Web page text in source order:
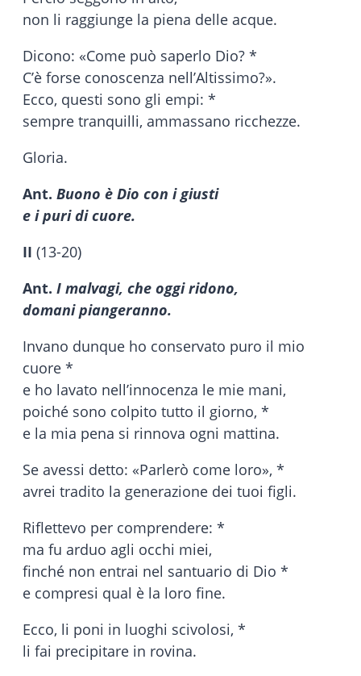
non li raggiunge la piena delle acque.
Dicono: «Come può saperlo Dio? *
C’è forse conoscenza nell’Altissimo?».
Ecco, questi sono gli empi: *
sempre tranquilli, ammassano ricchezze.
Gloria.
Ant. Buono è Dio con i giusti
e i puri di cuore.
II (13-20)
Ant. I malvagi, che oggi ridono,
domani piangeranno.
Invano dunque ho conservato puro il mio
cuore *
e ho lavato nell’innocenza le mie mani,
poiché sono colpito tutto il giorno, *
e la mia pena si rinnova ogni mattina.
Se avessi detto: «Parlerò come loro», *
avrei tradito la generazione dei tuoi figli.
Riflettevo per comprendere: *
ma fu arduo agli occhi miei,
finché non entrai nel santuario di Dio *
e compresi qual è la loro fine.
Ecco, li poni in luoghi scivolosi, *
li fai precipitare in rovina.